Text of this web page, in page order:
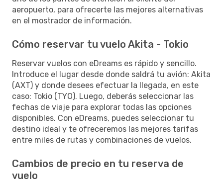
aeropuerto, para ofrecerte las mejores alternativas
en el mostrador de información.
Cómo reservar tu vuelo Akita - Tokio
Reservar vuelos con eDreams es rápido y sencillo.
Introduce el lugar desde donde saldrá tu avión: Akita
(AXT) y donde desees efectuar la llegada, en este
caso: Tokio (TYO). Luego, deberás seleccionar las
fechas de viaje para explorar todas las opciones
disponibles. Con eDreams, puedes seleccionar tu
destino ideal y te ofreceremos las mejores tarifas
entre miles de rutas y combinaciones de vuelos.
Cambios de precio en tu reserva de
vuelo